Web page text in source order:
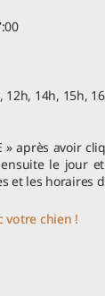
14h, 15h,
» après avoir
le jour
et les horaires
votre chien !